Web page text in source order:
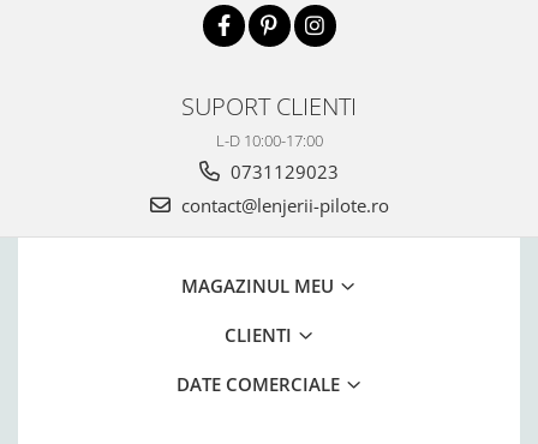
SUPORT CLIENTI
L-D 10:00-17:00
0731129023
contact@lenjerii-pilote.ro
MAGAZINUL MEU
CLIENTI
DATE COMERCIALE